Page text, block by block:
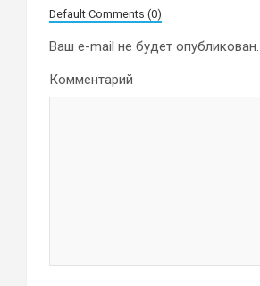
Default Comments (0)
Ваш e-mail не будет опубликован.
Комментарий